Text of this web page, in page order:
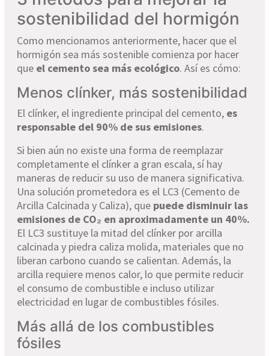
sostenibilidad del hormigón
Como mencionamos anteriormente, hacer que el
hormigón sea más sostenible comienza por hacer
que el cemento sea más ecológico. Así es cómo:
Menos clínker, más sostenibilidad
El clínker, el ingrediente principal del cemento, es
responsable del 90% de sus emisiones.
Si bien aún no existe una forma de reemplazar
completamente el clínker a gran escala, sí hay
maneras de reducir su uso de manera significativa.
Una solución prometedora es el LC3 (Cemento de
Arcilla Calcinada y Caliza), que puede disminuir las
emisiones de CO₂ en aproximadamente un 40%.
El LC3 sustituye la mitad del clínker por arcilla
calcinada y piedra caliza molida, materiales que no
liberan carbono cuando se calientan. Además, la
arcilla requiere menos calor, lo que permite reducir
el consumo de combustible e incluso utilizar
electricidad en lugar de combustibles fósiles.
Más allá de los combustibles
fósiles